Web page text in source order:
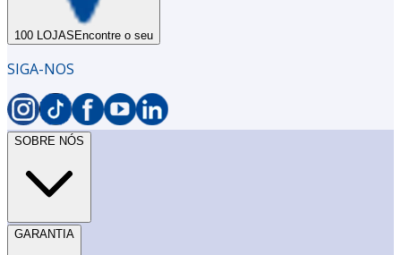
100 LOJAS Encontre o seu
SIGA-NOS
SOBRE NÓS
GARANTIA